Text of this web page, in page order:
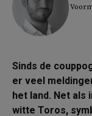
Sinds de
er veel
het land. Net als
witte Toros,